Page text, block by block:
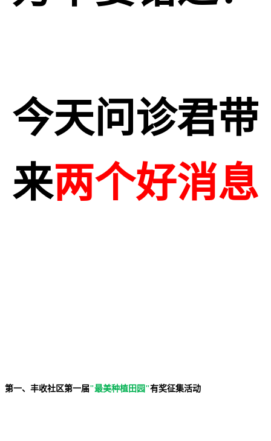
今天问诊君带
来两个好消息
第一、 丰收社区第一届"最美种植田园"有奖征集活动